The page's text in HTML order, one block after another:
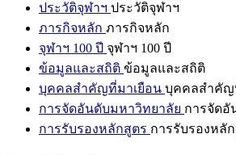
ประวัติจุฬาฯ ประวัติจุฬาฯ
ภารกิจหลัก ภารกิจหลัก
จุฬาฯ 100 ปี จุฬาฯ 100 ปี
ข้อมูลและสถิติ ข้อมูลและสถิติ
บุคคลสำคัญที่มาเยือน บุคคลสำคัญ
การจัดอันดับมหาวิทยาลัย การจัดอั
การรับรองหลักสูตร การรับรองหลั